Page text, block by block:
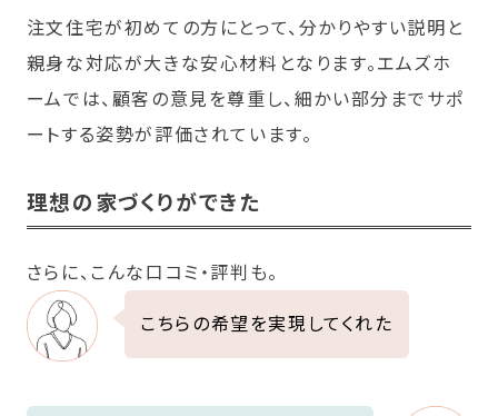
注文住宅が初めての方にとって、分かりやすい説明と
親身な対応が大きな安心材料となります。エムズホ
ームでは、顧客の意見を尊重し、細かい部分までサポ
ートする姿勢が評価されています。
理想の家づくりができた
さらに、こんな口コミ・評判も。
こちらの希望を実現してくれた